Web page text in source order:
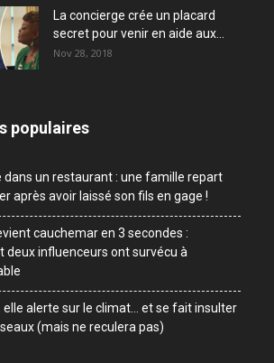
La concierge crée un placard
secret pour venir en aide aux...
Nov 28, 2018
populaires
dans un restaurant : une famille repart
après avoir laissé son fils en gage !
cauchemar en 3 secondes :
deux influenceurs ont survécu à
elle alerte sur le climat… et se fait insulter
(mais ne reculera pas)